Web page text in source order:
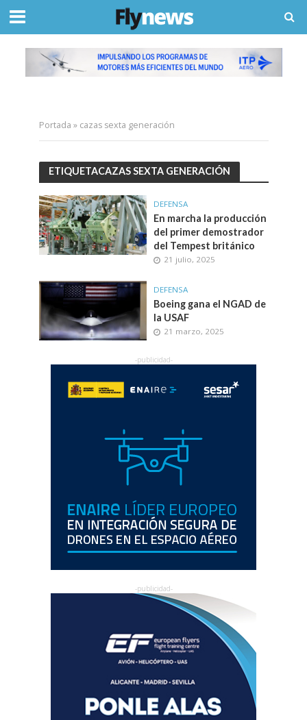
Portada » cazas sexta generación
ETIQUETACAZAS SEXTA GENERACIÓN
DEFENSA
En marcha la producción
del primer demostrador
del Tempest británico
21 julio, 2025
DEFENSA
Boeing gana el NGAD de
la USAF
21 marzo, 2025